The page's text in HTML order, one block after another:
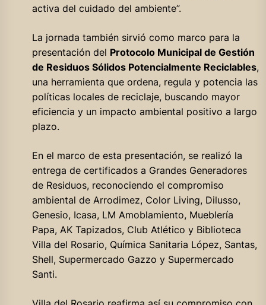
activa del cuidado del ambiente”.
La jornada también sirvió como marco para la
presentación del Protocolo Municipal de Gestión
de Residuos Sólidos Potencialmente Reciclables,
una herramienta que ordena, regula y potencia las
políticas locales de reciclaje, buscando mayor
eficiencia y un impacto ambiental positivo a largo
plazo.
En el marco de esta presentación, se realizó la
entrega de certificados a Grandes Generadores
de Residuos, reconociendo el compromiso
ambiental de Arrodimez, Color Living, Dilusso,
Genesio, Icasa, LM Amoblamiento, Mueblería
Papa, AK Tapizados, Club Atlético y Biblioteca
Villa del Rosario, Química Sanitaria López, Santas,
Shell, Supermercado Gazzo y Supermercado
Santi.